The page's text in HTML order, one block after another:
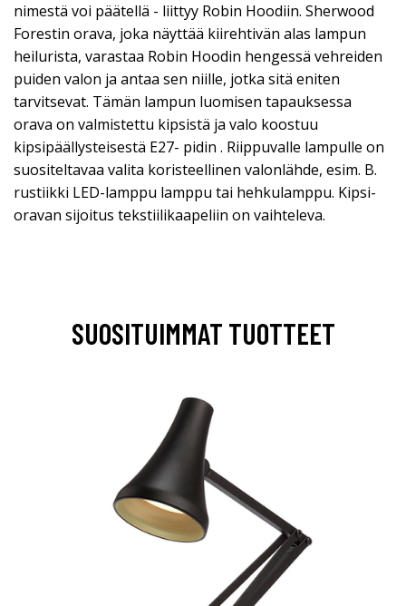
nimestä voi päätellä - liittyy Robin Hoodiin. Sherwood
Forestin orava, joka näyttää kiirehtivän alas lampun
heilurista, varastaa Robin Hoodin hengessä vehreiden
puiden valon ja antaa sen niille, jotka sitä eniten
tarvitsevat. Tämän lampun luomisen tapauksessa
orava on valmistettu kipsistä ja valo koostuu
kipsipäällysteisestä E27- pidin . Riippuvalle lampulle on
suositeltavaa valita koristeellinen valonlähde, esim. B.
rustiikki LED-lamppu lamppu tai hehkulamppu. Kipsi-
oravan sijoitus tekstiilikaapeliin on vaihteleva.
SUOSITUIMMAT TUOTTEET